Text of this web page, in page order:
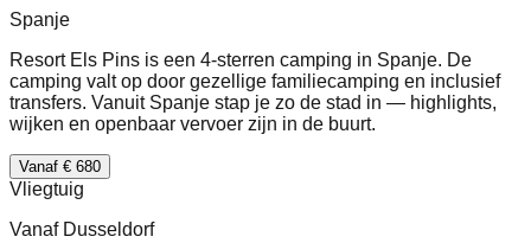
Spanje
Resort Els Pins is een 4-sterren camping in Spanje. De
camping valt op door gezellige familiecamping en inclusief
transfers. Vanuit Spanje stap je zo de stad in — highlights,
wijken en openbaar vervoer zijn in de buurt.
Vanaf € 680
Vliegtuig
Vanaf Dusseldorf